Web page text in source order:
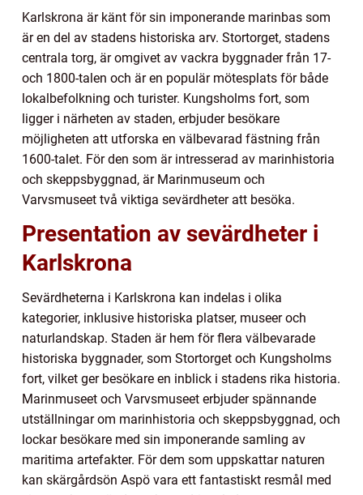
Karlskrona är känt för sin imponerande marinbas som
är en del av stadens historiska arv. Stortorget, stadens
centrala torg, är omgivet av vackra byggnader från 17-
och 1800-talen och är en populär mötesplats för både
lokalbefolkning och turister. Kungsholms fort, som
ligger i närheten av staden, erbjuder besökare
möjligheten att utforska en välbevarad fästning från
1600-talet. För den som är intresserad av marinhistoria
och skeppsbyggnad, är Marinmuseum och
Varvsmuseet två viktiga sevärdheter att besöka.
Presentation av sevärdheter i
Karlskrona
Sevärdheterna i Karlskrona kan indelas i olika
kategorier, inklusive historiska platser, museer och
naturlandskap. Staden är hem för flera välbevarade
historiska byggnader, som Stortorget och Kungsholms
fort, vilket ger besökare en inblick i stadens rika historia.
Marinmuseet och Varvsmuseet erbjuder spännande
utställningar om marinhistoria och skeppsbyggnad, och
lockar besökare med sin imponerande samling av
maritima artefakter. För dem som uppskattar naturen
kan skärgårdsön Aspö vara ett fantastiskt resmål med